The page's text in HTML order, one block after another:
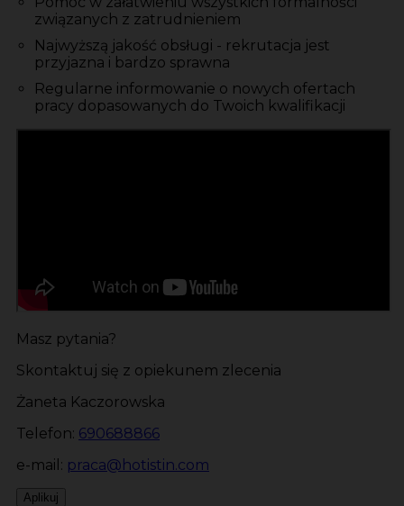
związanych z zatrudnieniem
Najwyższą jakość obsługi - rekrutacja jest
przyjazna i bardzo sprawna
Regularne informowanie o nowych ofertach
pracy dopasowanych do Twoich kwalifikacji
Masz pytania?
Skontaktuj się z opiekunem zlecenia
Żaneta Kaczorowska
Telefon: 690688866
e-mail: praca@hotistin.com
Aplikuj